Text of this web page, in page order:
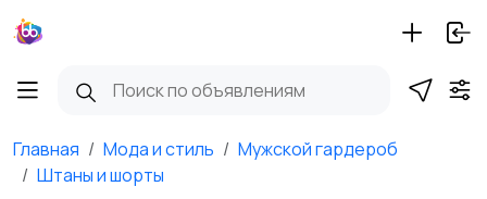
Главная Мода и стиль
Мужской гардероб
Штаны и шорты